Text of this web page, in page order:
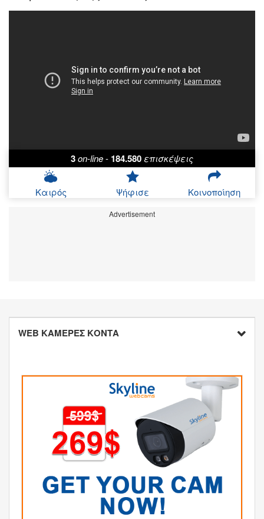
3on-line- 184.580επισκέψεις
Καιρός Ψήφισε Κοινοποίηση
Advertisement
WEB ΚΑΜΕΡΕΣ ΚΟΝΤΑ